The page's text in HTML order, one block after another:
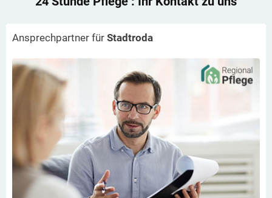
Ansprechpartner für Stadtroda